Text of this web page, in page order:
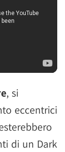
, si
eccentrici
di un Dark